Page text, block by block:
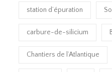
station d’épuration
carbure-de-silicium
Chantiers de l’Atlantique